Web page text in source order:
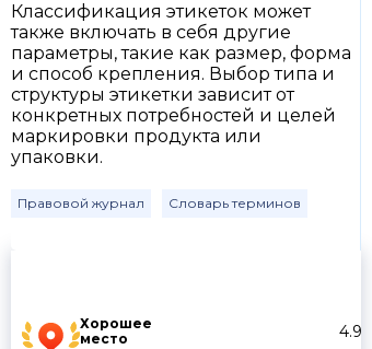
Хорошее
место
4.9
Классификация этикеток может
также включать в себя другие
параметры, такие как размер, форма
и способ крепления. Выбор типа и
структуры этикетки зависит от
конкретных потребностей и целей
маркировки продукта или
упаковки.
Правовой журнал Словарь терминов